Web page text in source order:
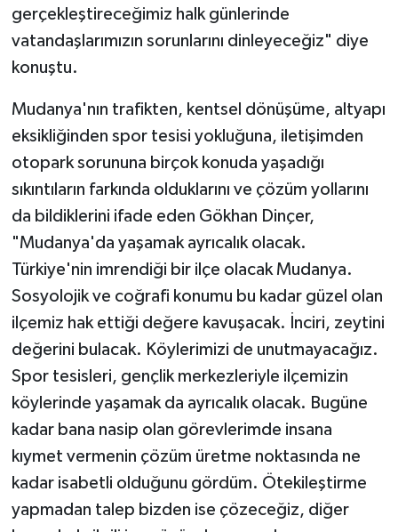
gerçekleştireceğimiz halk günlerinde
vatandaşlarımızın sorunlarını dinleyeceğiz" diye
konuştu.
Mudanya'nın trafikten, kentsel dönüşüme, altyapı
eksikliğinden spor tesisi yokluğuna, iletişimden
otopark sorununa birçok konuda yaşadığı
sıkıntıların farkında olduklarını ve çözüm yollarını
da bildiklerini ifade eden Gökhan Dinçer,
"Mudanya'da yaşamak ayrıcalık olacak.
Türkiye'nin imrendiği bir ilçe olacak Mudanya.
Sosyolojik ve coğrafi konumu bu kadar güzel olan
ilçemiz hak ettiği değere kavuşacak. İnciri, zeytini
değerini bulacak. Köylerimizi de unutmayacağız.
Spor tesisleri, gençlik merkezleriyle ilçemizin
köylerinde yaşamak da ayrıcalık olacak. Bugüne
kadar bana nasip olan görevlerimde insana
kıymet vermenin çözüm üretme noktasında ne
kadar isabetli olduğunu gördüm. Ötekileştirme
yapmadan talep bizden ise çözeceğiz, diğer